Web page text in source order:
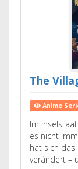
The
Anime
Im
es nicht
hat sich das
verändert –